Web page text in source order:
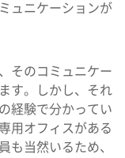
ュニケーションが
そのコミュニケー
す。しかし、それ
経験で分かってい
用オフィスがある
も当然いるため、